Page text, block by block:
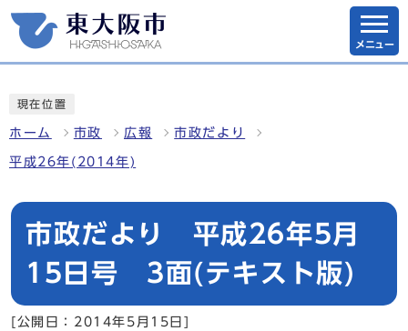
メニュー
現在位置
ホーム 市政 広報 市政だより
平成26年(2014年)
市政だより 平成26年5月
15日号 3面(テキスト版)
[公開日：2014年5月15日]